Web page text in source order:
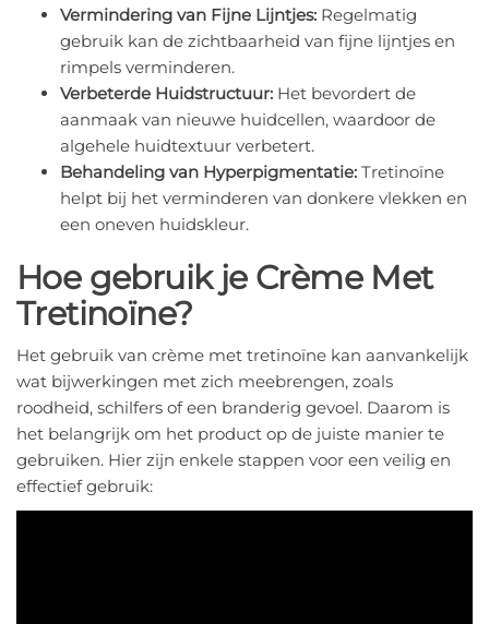
Vermindering van Fijne Lijntjes: Regelmatig
gebruik kan de zichtbaarheid van fijne lijntjes en
rimpels verminderen.
Verbeterde Huidstructuur: Het bevordert de
aanmaak van nieuwe huidcellen, waardoor de
algehele huidtextuur verbetert.
Behandeling van Hyperpigmentatie: Tretinoïne
helpt bij het verminderen van donkere vlekken en
een oneven huidskleur.
Hoe gebruik je Crème Met
Tretinoïne?
Het gebruik van crème met tretinoïne kan aanvankelijk
wat bijwerkingen met zich meebrengen, zoals
roodheid, schilfers of een branderig gevoel. Daarom is
het belangrijk om het product op de juiste manier te
gebruiken. Hier zijn enkele stappen voor een veilig en
effectief gebruik: